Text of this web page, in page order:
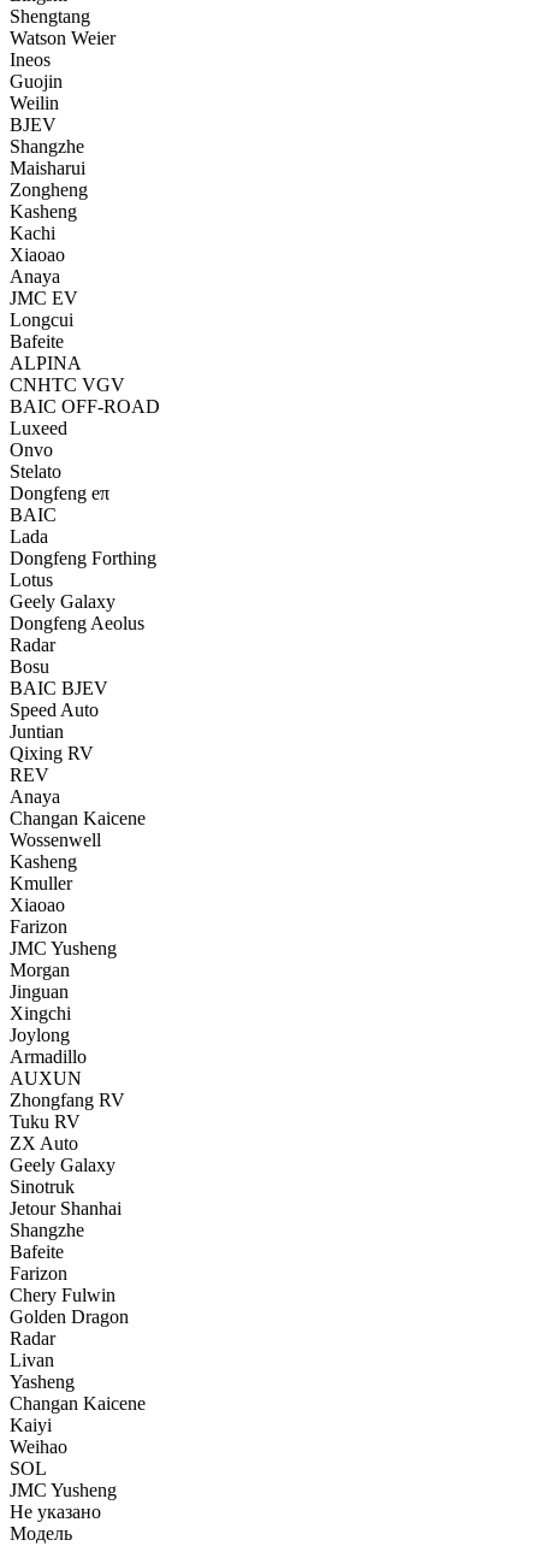
Shengtang
Watson Weier
Ineos
Guojin
Weilin
BJEV
Shangzhe
Maisharui
Zongheng
Kasheng
Kachi
Xiaoao
Anaya
JMC EV
Longcui
Bafeite
ALPINA
CNHTC VGV
BAIC OFF-ROAD
Luxeed
Onvo
Stelato
Dongfeng eπ
BAIC
Lada
Dongfeng Forthing
Lotus
Geely Galaxy
Dongfeng Aeolus
Radar
Bosu
BAIC BJEV
Speed Auto
Juntian
Qixing RV
REV
Anaya
Changan Kaicene
Wossenwell
Kasheng
Kmuller
Xiaoao
Farizon
JMC Yusheng
Morgan
Jinguan
Xingchi
Joylong
Armadillo
AUXUN
Zhongfang RV
Tuku RV
ZX Auto
Geely Galaxy
Sinotruk
Jetour Shanhai
Shangzhe
Bafeite
Farizon
Chery Fulwin
Golden Dragon
Radar
Livan
Yasheng
Changan Kaicene
Kaiyi
Weihao
SOL
JMC Yusheng
Не указано
Модель